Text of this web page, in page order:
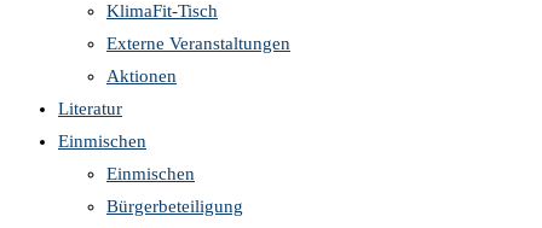
KlimaFit-Tisch
Externe Veranstaltungen
Aktionen
Literatur
Einmischen
Einmischen
Bürgerbeteiligung